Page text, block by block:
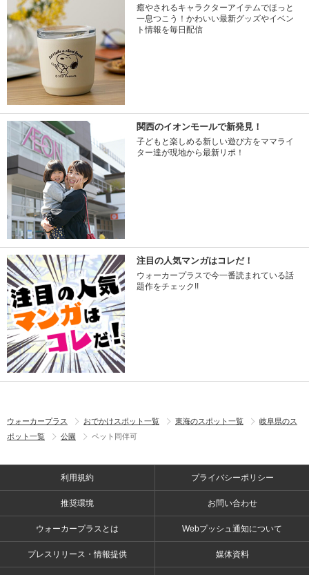
癒やされるキャラクターアイテムでほっと
一息つこう！かわいい最新グッズやイベン
ト情報を毎日配信
関西のイオンモールで新発見！
子どもと楽しめる新しい遊び方をママライ
ター達が現地から最新リポ！
注目の人気マンガはコレだ！
ウォーカープラスで今一番読まれている話
題作をチェック!!
ウォーカープラス おでかけスポット一覧 東海のスポット一覧
岐阜県のス
ポット一覧
公園 ペット同伴可
利用規約 プライバシーポリシー
推奨環境 お問い合わせ
ウォーカープラスとは Webプッシュ通知について
プレスリリース・情報提供 媒体資料